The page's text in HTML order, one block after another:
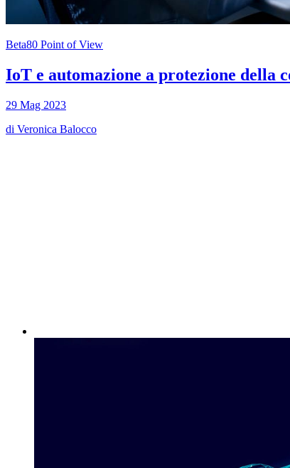
Beta80 Point of View
IoT e automazione a protezione della
29 Mag 2023
di Veronica Balocco